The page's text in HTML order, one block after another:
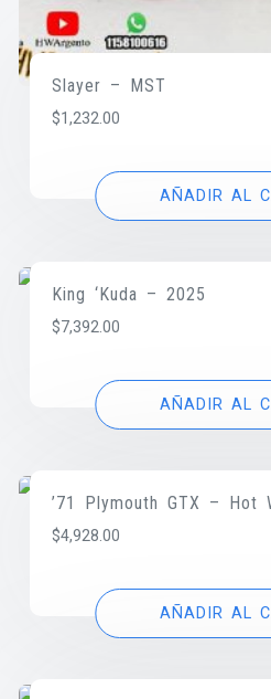
Slayer – MST
$1,232.00
AÑADIR AL
King ‘Kuda – 2025
$7,392.00
AÑADIR AL
’71 Plymouth GTX – Hot
$4,928.00
AÑADIR AL